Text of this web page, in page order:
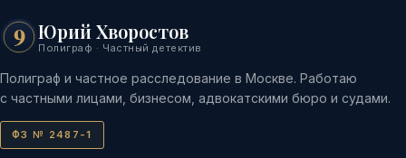
9 Юрий Хворостов
Полиграф · Частный детектив
Полиграф и частное расследование в Москве. Работаю
с частными лицами, бизнесом, адвокатскими бюро и судами.
ФЗ № 2487-1